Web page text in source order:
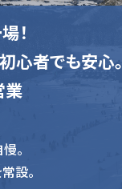
！
心者でも安心。
業
。
設。